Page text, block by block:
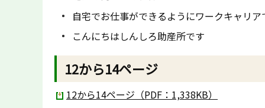
自宅でお仕事ができるようにワークキャリア
こんにちはしんしろ助産所です
12から14ページ
12から14ページ（PDF：1,338KB）